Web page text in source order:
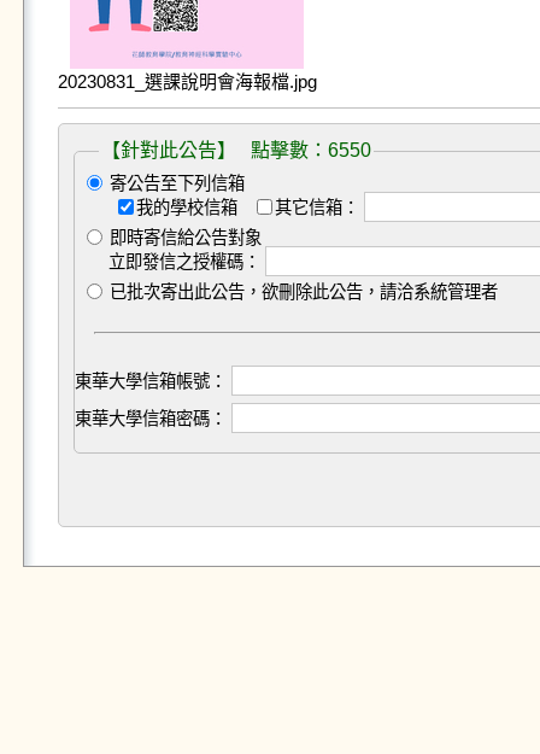
20230831_選課說明會海報檔.jpg
【針對此公告】 點擊數：6550
寄公告至下列信箱
我的學校信箱
其它信箱：
即時寄信給公告對象
立即發信之授權碼：
已批次寄出此公告，欲刪除此公告，請洽系統管理者
東華大學信箱帳號：
東華大學信箱密碼：